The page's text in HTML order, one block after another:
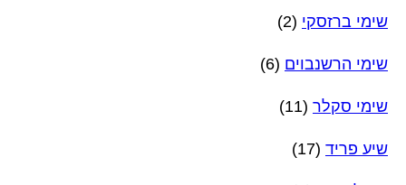
שימי ברזסקי (2)
שימי הרשנבוים (6)
שימי סקלר (11)
שיע פריד (17)